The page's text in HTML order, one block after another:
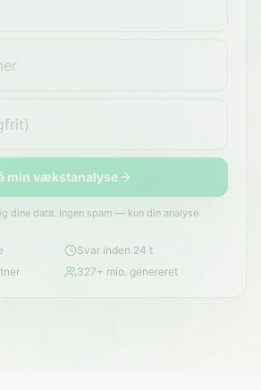
min vækstanalyse
dine data. Ingen spam — kun din analyse.
Svar inden 24 t
327+ mio. genereret